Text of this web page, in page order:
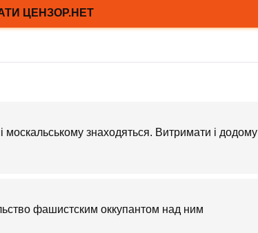
знаходяться. Витримати і додому
фашистским оккупантом над ним